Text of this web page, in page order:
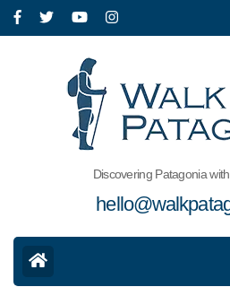
Discovering Patagonia